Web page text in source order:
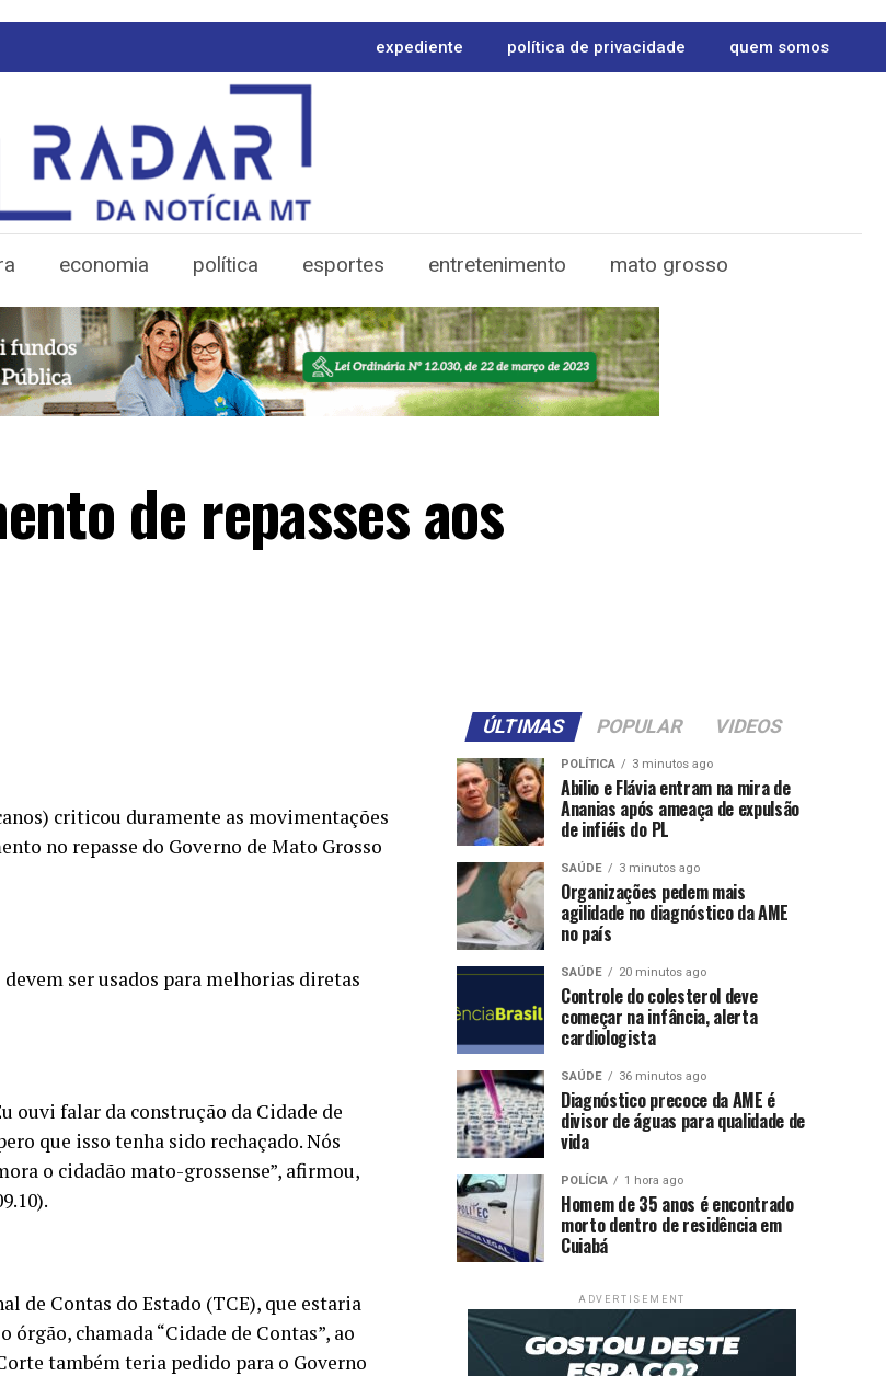
expediente política de privacidade quem somos
economia política esportes entretenimento mato grosso
de repasses aos
criticou duramente as movimentações
no repasse do Governo de Mato Grosso
ser usados para melhorias diretas
ouvi falar da construção da Cidade de
que isso tenha sido rechaçado. Nós
o cidadão mato-grossense”, afirmou,
de Contas do Estado (TCE), que estaria
chamada “Cidade de Contas”, ao
também teria pedido para o Governo
ÚLTIMAS POPULAR VIDEOS
POLÍTICA 3 minutos ago
Abilio e Flávia entram na mira de
Ananias após ameaça de expulsão
de infiéis do PL
SAÚDE 3 minutos ago
Organizações pedem mais
agilidade no diagnóstico da AME
no país
SAÚDE 20 minutos ago
Controle do colesterol deve
começar na infância, alerta
cardiologista
SAÚDE 36 minutos ago
Diagnóstico precoce da AME é
divisor de águas para qualidade de
vida
POLÍCIA 1 hora ago
Homem de 35 anos é encontrado
morto dentro de residência em
Cuiabá
ADVERTISEMENT